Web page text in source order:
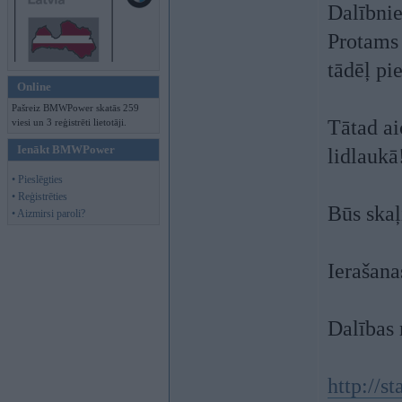
Online
Pašreiz BMWPower skatās 259
viesi un 3 reģistrēti lietotāji.
Ienākt BMWPower
• Pieslēgties
• Reģistrēties
• Aizmirsi paroli?
tādēļ
Tātad
Būs
Dalības
http://